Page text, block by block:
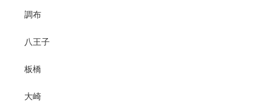
調布
八王子
板橋
大崎